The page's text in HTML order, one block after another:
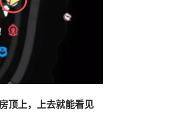
顶上，上去就能看见